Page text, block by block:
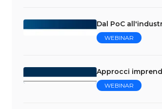
Dal PoC
WEBINAR
Approcci
WEBINAR